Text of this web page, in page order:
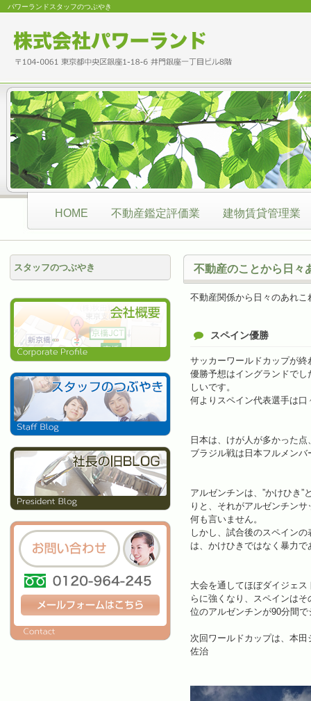
パワーランドスタッフのつぶやき
HOME 不動産鑑定評価業 建物賃貸管理業
不動産のことから日々
不動産関係から日々のあれ
スペイン優勝
サッカーワールドカップが
優勝予想はイングランドで
しいです。
何よりスペイン代表選手は
日本は、けが人が多かった
ブラジル戦は日本フルメン
アルゼンチンは、”かけひき
りと、それがアルゼンチン
何も言いません。
しかし、試合後のスペイン
は、かけひきではなく暴力
大会を通してほぼダイジェ
らに強くなり、スペインは
位のアルゼンチンが90分間
次回ワールドカップは、本
佐治
スタッフのつぶやき